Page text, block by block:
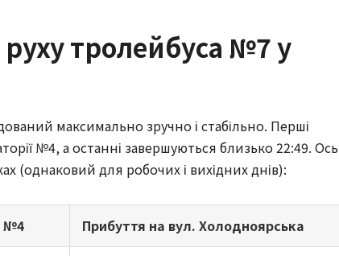
тролейбуса №7 у
максимально зручно і стабільно. Перші
№4, а останні завершуються близько 22:49. Ось
(однаковий для робочих і вихідних днів):
№4 Прибуття на вул. Холодноярська